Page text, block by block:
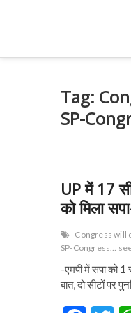
Tag:
SP-
UP में 17
को मिला
Congress will
SP-Congress…
-एमपी में सपा को
बात, दो सीटों पर